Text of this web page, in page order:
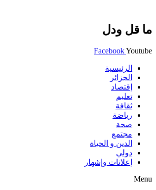
ما قل ودل
FacebookYoutube
الرئيسية
الجزائر
إقتصاد
تعليم
ثقافة
رياضة
صحة
مجتمع
الدين و الحياة
دولي
إعلانات وإشهار
Menu